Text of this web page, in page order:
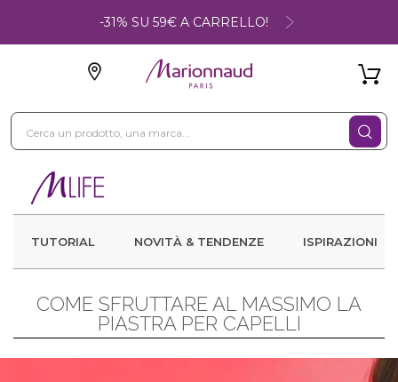
-31% SU 59€ A CARRELLO!
TUTORIAL NOVITÀ & TENDENZE ISPIRAZIONI
COME SFRUTTARE AL MASSIMO LA
PIASTRA PER CAPELLI